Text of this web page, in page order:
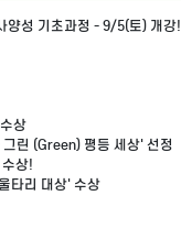
양성 기초과정 - 9/5(토) 개강!
상
린 (Green) 평등 세상' 선정
상!
타리 대상' 수상